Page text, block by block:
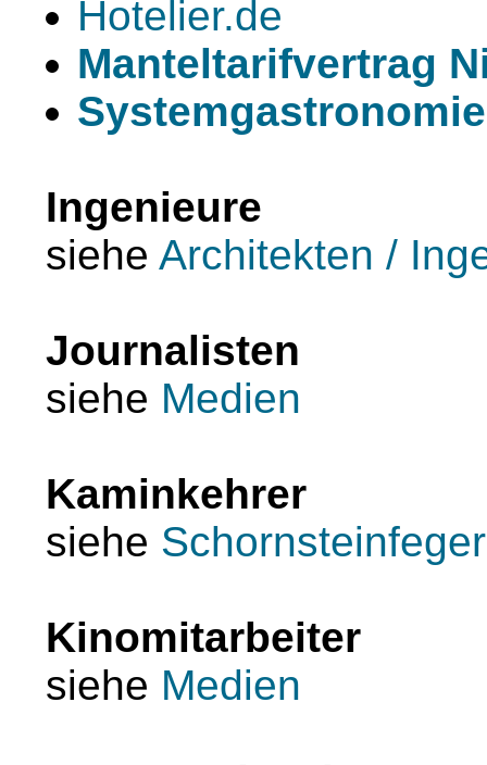
Hotelier.de
Manteltarifvertrag
Systemgastronomie
Ingenieure
siehe Architekten /
Journalisten
siehe Medien
Kaminkehrer
siehe Schornsteinfeger
Kinomitarbeiter
siehe Medien